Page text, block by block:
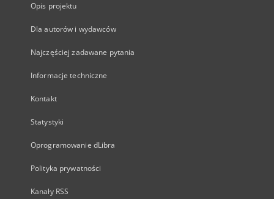
Opis projektu
Dla autorów i wydawców
Najczęściej zadawane pytania
Informacje techniczne
Kontakt
Statystyki
Oprogramowanie dLibra
Polityka prywatności
Kanały RSS